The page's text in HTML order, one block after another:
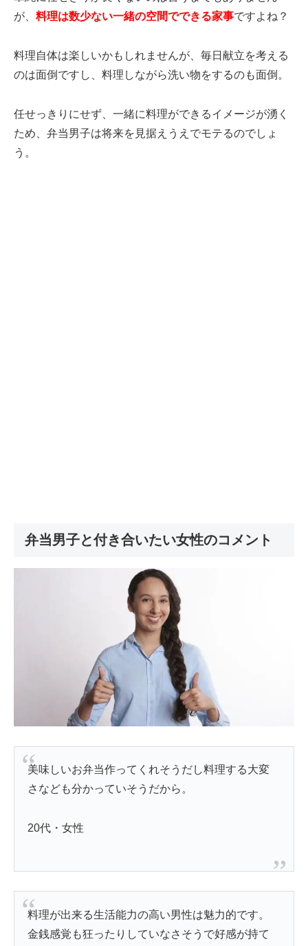
が、 料理は数少ない一緒の空間でできる家事ですよね？
料理自体は楽しいかもしれませんが、毎日献立を考える
のは面倒ですし、料理しながら洗い物をするのも面倒。
任せっきりにせず、一緒に料理ができるイメージが湧く
ため、弁当男子は将来を見据えうえでモテるのでしょ
う。
弁当男子と付き合いたい女性のコメント
美味しいお弁当作ってくれそうだし料理する大変
さなども分かっていそうだから。
20代・女性
料理が出来る生活能力の高い男性は魅力的です。
金銭感覚も狂ったりしていなさそうで好感が持て